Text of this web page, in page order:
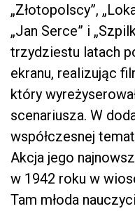
„Złotopolscy”,
„Jan Serce” i
trzydziestu latach
ekranu, realizując
który
scenariusza. W
współczesnej
Akcja jego
w 1942 roku w
Tam młoda